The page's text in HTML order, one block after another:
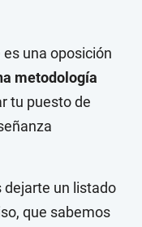
una oposición
metodología
tu puesto de
dejarte un listado
que sabemos